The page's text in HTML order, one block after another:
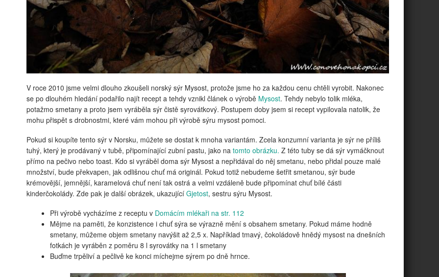
V roce 2010 jsme velmi dlouho zkoušeli norský sýr Mysost, protože jsme ho za každou cenu chtěli vyrobit. Nakonec
se po dlouhém hledání podařilo najít recept a tehdy vznikl článek o výrobě Mysost. Tehdy nebylo tolik mléka,
potažmo smetany a proto jsem vyráběla sýr čistě syrovátkový. Postupem doby jsem si recept vypilovala natolik, že
mohu přispět s drobnostmi, které vám mohou při výrobě sýru mysost pomoci.
Pokud si koupíte tento sýr v Norsku, můžete se dostat k mnoha variantám. Zcela konzumní varianta je sýr ne příliš
tuhý, který je prodávaný v tubě, připomínající zubní pastu, jako na tomto obrázku. Z této tuby se dá sýr vymáčknout
přímo na pečivo nebo toast. Kdo si vyráběl doma sýr Mysost a nepřidával do něj smetanu, nebo přidal pouze malé
množství, bude překvapen, jak odlišnou chuť má originál. Pokud totiž nebudeme šetřit smetanou, sýr bude
krémovější, jemnější, karamelová chuť není tak ostrá a velmi vzdáleně bude připomínat chuť bílé části
kinderčokolády. Zde pak je další obrázek, ukazující Gjetost, sestru sýru Mysost.
Při výrobě vycházíme z receptu v Domácím mlékaři na str. 112
Mějme na paměti, že konzistence i chuť sýra se výrazně mění s obsahem smetany. Pokud máme hodně
smetany, můžeme objem smetany navýšit až 2,5 x. Například tmavý, čokoládově hnědý mysost na dnešních
fotkách je vyráběn z poměru 8 l syrovátky na 1 l smetany
Buďme trpěliví a pečlivě ke konci míchejme sýrem po dně hrnce.